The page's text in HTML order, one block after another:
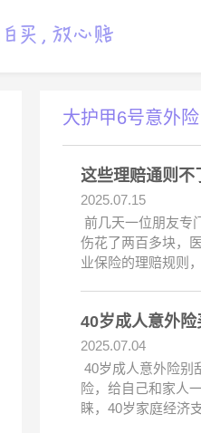
大护甲6号意外
这些理赔通则不
2025.07.15
前几天一位朋友专
伤花了两百多块，
业保险的理赔规则
40岁成人意外
2025.07.04
40岁成人意外险别
险，给自己和家人
睐，40岁家庭经济